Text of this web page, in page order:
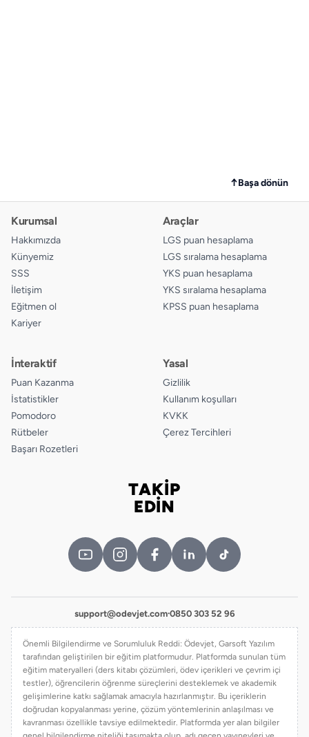
↑Başa dönün
Kurumsal
Hakkımızda
Künyemiz
SSS
İletişim
Eğitmen ol
Kariyer
Araçlar
LGS puan hesaplama
LGS sıralama hesaplama
YKS puan hesaplama
YKS sıralama hesaplama
KPSS puan hesaplama
İnteraktif
Puan Kazanma
İstatistikler
Pomodoro
Rütbeler
Başarı Rozetleri
Yasal
Gizlilik
Kullanım koşulları
KVKK
Çerez Tercihleri
TAKİP
EDİN
support@odevjet.com·0850 303 52 96
Önemli Bilgilendirme ve Sorumluluk Reddi: Ödevjet, Garsoft Yazılım
tarafından geliştirilen bir eğitim platformudur. Platformda sunulan tüm
eğitim materyalleri (ders kitabı çözümleri, ödev içerikleri ve çevrim içi
testler), öğrencilerin öğrenme süreçlerini desteklemek ve akademik
gelişimlerine katkı sağlamak amacıyla hazırlanmıştır. Bu içeriklerin
doğrudan kopyalanması yerine, çözüm yöntemlerinin anlaşılması ve
kavranması özellikle tavsiye edilmektedir. Platformda yer alan bilgiler